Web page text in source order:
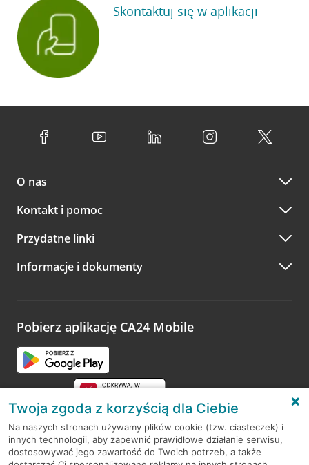
Skontaktuj się w aplikacji
O nas
Kontakt i pomoc
Przydatne linki
Informacje i dokumenty
Pobierz aplikację CA24 Mobile
RODO
Twoja zgoda z korzyścią dla Ciebie
Na naszych stronach używamy plików cookie (tzw. ciasteczek) i
innych technologii, aby zapewnić prawidłowe działanie serwisu,
dostosowywać jego zawartość do Twoich potrzeb, a także